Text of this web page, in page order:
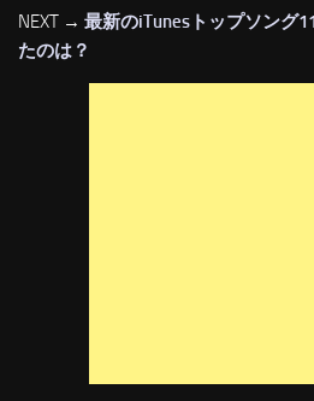
NEXT → 最新のiTunesトップソング
たのは？